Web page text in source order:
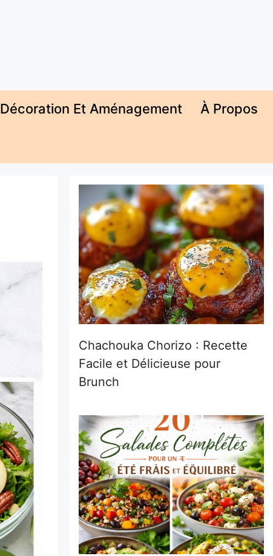
Décoration Et Aménagement À Propos
Chachouka Chorizo : Recette
Facile et Délicieuse pour
Brunch